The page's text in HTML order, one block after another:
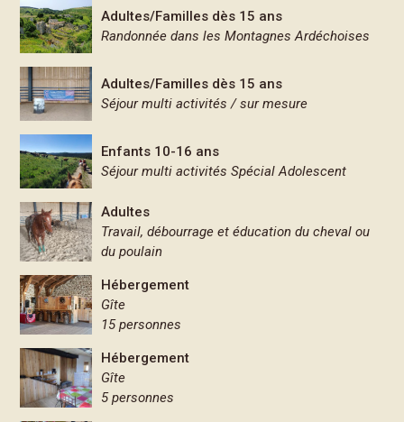
Adultes/Familles dès 15 ans
Randonnée dans les Montagnes Ardéchoises
Adultes/Familles dès 15 ans
Séjour multi activités / sur mesure
Enfants 10-16 ans
Séjour multi activités Spécial Adolescent
Adultes
Travail, débourrage et éducation du cheval ou
du poulain
Hébergement
Gîte
15 personnes
Hébergement
Gîte
5 personnes